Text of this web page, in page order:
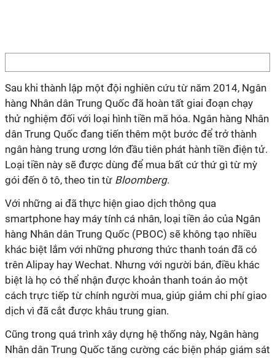
Sau khi thành lập một đội nghiên cứu từ năm 2014, Ngân
hàng Nhân dân Trung Quốc đã hoàn tất giai đoạn chạy
thử nghiệm đối với loại hình tiền mã hóa. Ngân hàng Nhân
dân Trung Quốc đang tiến thêm một bước để trở thành
ngân hàng trung ương lớn đầu tiên phát hành tiền điện tử.
Loại tiền này sẽ được dùng để mua bất cứ thứ gì từ mỳ
gói đến ô tô, theo tin từ Bloomberg.
Với những ai đã thực hiện giao dịch thông qua
smartphone hay máy tính cá nhân, loại tiền ảo của Ngân
hàng Nhân dân Trung Quốc (PBOC) sẽ không tạo nhiều
khác biệt lắm với những phương thức thanh toán đã có
trên Alipay hay Wechat. Nhưng với người bán, điều khác
biệt là họ có thể nhận được khoản thanh toán ảo một
cách trực tiếp từ chính người mua, giúp giảm chi phí giao
dịch vì đã cắt được khâu trung gian.
Cũng trong quá trình xây dựng hệ thống này, Ngân hàng
Nhân dân Trung Quốc tăng cường các biện pháp giám sát